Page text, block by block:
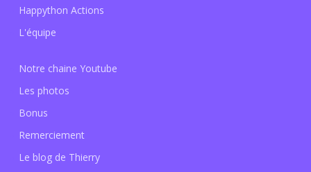
Happython Actions
L'équipe
Notre chaine Youtube
Les photos
Bonus
Remerciement
Le blog de Thierry